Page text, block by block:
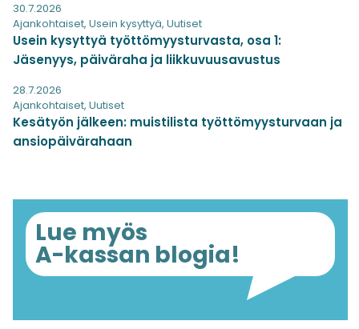
30.7.2026
Ajankohtaiset, Usein kysyttyä, Uutiset
Usein kysyttyä työttömyysturvasta, osa 1:
Jäsenyys, päiväraha ja liikkuvuusavustus
28.7.2026
Ajankohtaiset, Uutiset
Kesätyön jälkeen: muistilista työttömyysturvaan ja
ansiopäivärahaan
Lue myös
A-kassan blogia!